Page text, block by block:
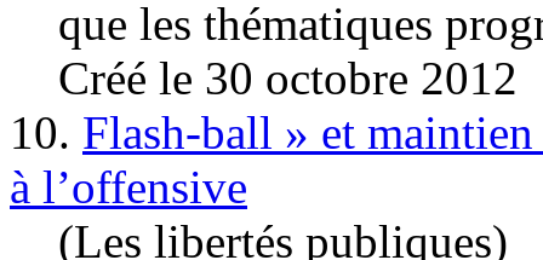
que les thématiques
Créé le 30 octobre 2012
10. Flash-ball » et
à l’offensive
(Les libertés publiques)